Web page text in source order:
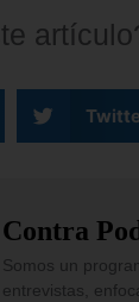
Contra
Somos un
entrevistas,